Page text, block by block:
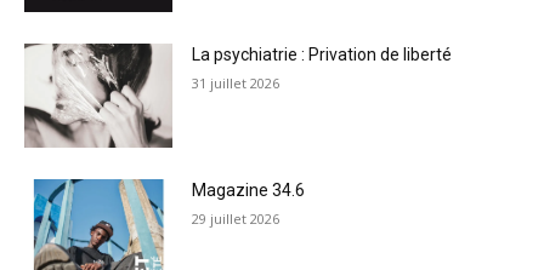
La psychiatrie : Privation de liberté
31 juillet 2026
Magazine 34.6
29 juillet 2026